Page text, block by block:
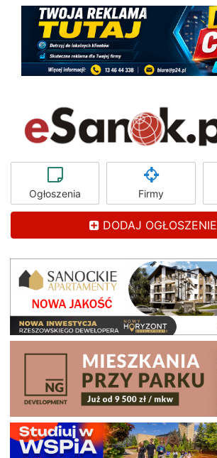
Ogłoszenia Firmy
DODAJ OGŁOSZENIE